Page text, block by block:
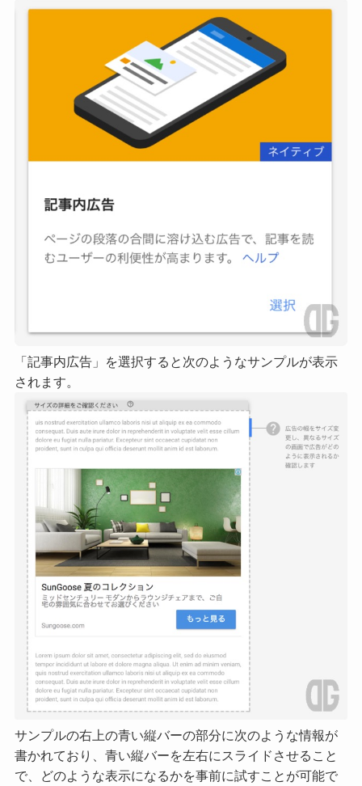
「記事内広告」を選択すると次のようなサンプルが表示
されます。
サンプルの右上の青い縦バーの部分に次のような情報が
書かれており、青い縦バーを左右にスライドさせること
で、どのような表示になるかを事前に試すことが可能で